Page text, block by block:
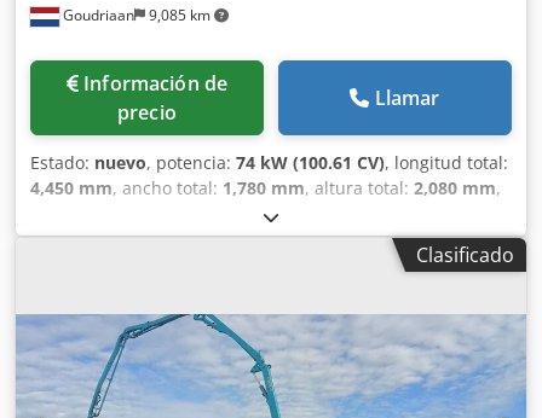
Goudriaan 9,085 km
Información de
precio
Llamar
Estado: nuevo, potencia: 74 kW (100.61 CV), longitud total:
4,450 mm, ancho total: 1,780 mm, altura total: 2,080 mm,
, Material de aplicación: Hormigón
Dkedpfxjy R Tx Is Anwjr Peso en vacío: 2.575 kg
Clasificado